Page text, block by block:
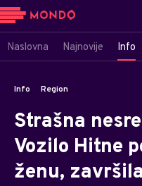
Naslovna Najnovije Info
Info Region
Strašna
Vozilo Hitne
ženu,